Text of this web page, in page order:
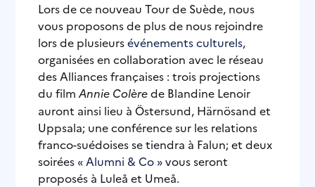
Lors de ce nouveau Tour de Suède, nous
vous proposons de plus de nous rejoindre
lors de plusieursévénements culturels,
organisées en collaboration avec le réseau
des Alliances françaises : trois projections
du filmAnnie Colèrede Blandine Lenoir
auront ainsi lieu à Östersund, Härnösand et
Uppsala; une conférence sur les relations
franco-suédoises se tiendra à Falun; et deux
soirées « Alumni & Co »vous seront
proposés à Luleå et Umeå.